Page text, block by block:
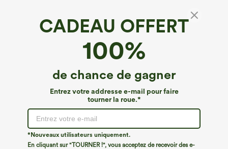
CADEAU OFFERT
100%
de chance de gagner
Entrez votre addresse e-mail pour faire
tourner la roue.*
*Nouveaux utilisateurs uniquement.
En cliquant sur "TOURNER !", vous acceptez de recevoir des e-
Mini-robe chaude raglan à manches longues
avec trou pour le pouce, coupe décontractée
€35,95 EUR